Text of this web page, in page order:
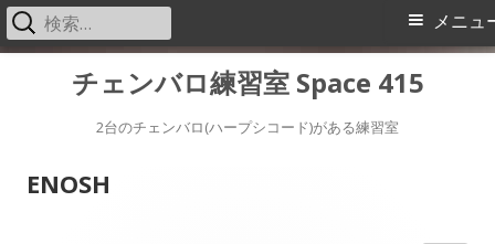
チェンバロ練習室 Space 415
2台のチェンバロ(ハープシコード)がある練習室
メ
メニュ
検
索:
ENOSH